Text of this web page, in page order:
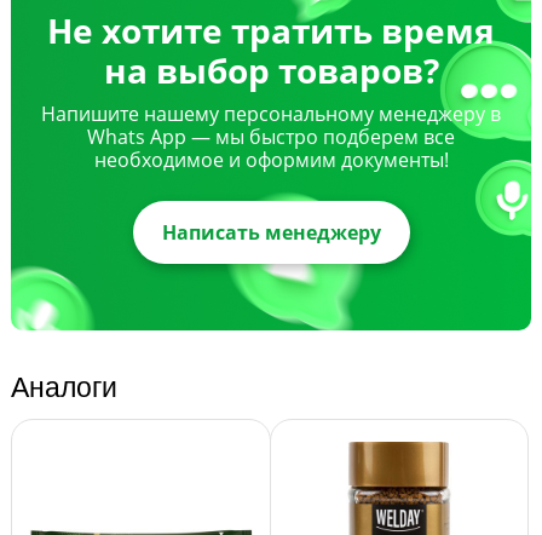
Не хотите тратить время
на выбор товаров?
Напишите нашему персональному менеджеру в
Whats App — мы быстро подберем все
необходимое и оформим документы!
Написать менеджеру
Аналоги